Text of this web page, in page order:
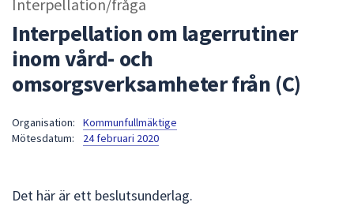
sökfältet
kommer
att
Interpellation/fråga
Interpellation om lagerrutiner
inom vård- och
omsorgsverksamheter från (C)
Organisation:
Kommunfullmäktige
Mötesdatum:
24 februari 2020
Det här är ett beslutsunderlag.